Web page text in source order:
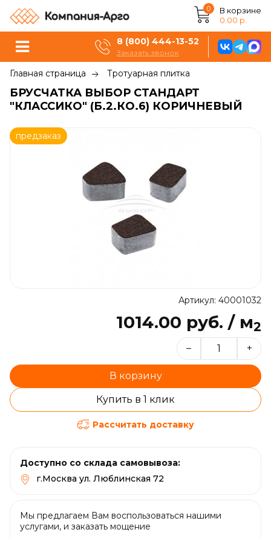
0
В корзине
0.00 р.
8 (800) 444-13-52
Заказать звонок
Главная страница Тротуарная плитка
БРУСЧАТКА ВЫБОР СТАНДАРТ
"КЛАССИКО" (Б.2.КО.6) КОРИЧНЕВЫЙ
предзаказ
Артикул: 40001032
1014.00 руб. / м2
– +
В корзину
Купить в 1 клик
Рассчитать доставку
Доступно со склада самовывоза:
г.Москва ул. Люблинская 72
Мы предлагаем Вам воспользоваться нашими
услугами, и заказать мощение